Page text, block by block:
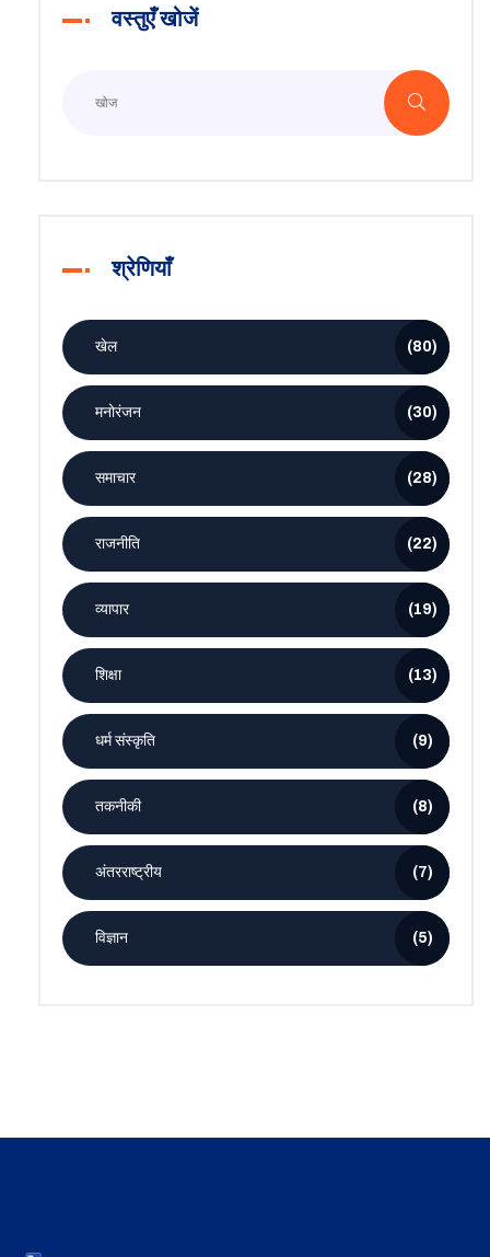
वस्तुएँ खोजें
श्रेणियाँ
खेल (80)
मनोरंजन (30)
समाचार (28)
राजनीति (22)
व्यापार (19)
शिक्षा (13)
धर्म संस्कृति (9)
तकनीकी (8)
अंतरराष्ट्रीय (7)
विज्ञान (5)